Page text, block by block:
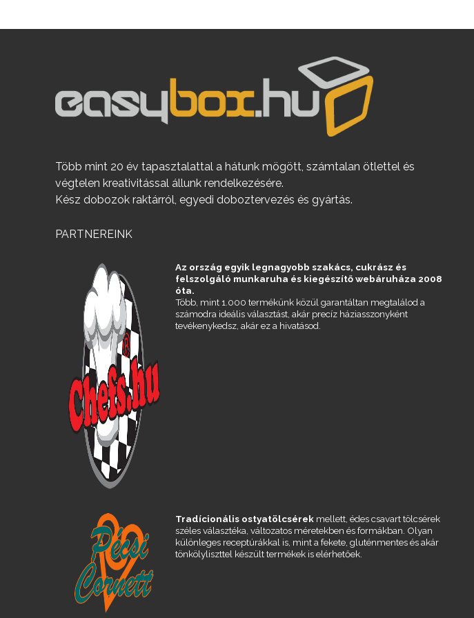
Több mint 20 év tapasztalattal a hátunk mögött, számtalan ötlettel és
végtelen kreativitással állunk rendelkezésére.
Kész dobozok raktárról, egyedi doboztervezés és gyártás.
PARTNEREINK
Az ország egyik legnagyobb szakács, cukrász és
felszolgáló munkaruha és kiegészítő webáruháza 2008
óta.
Több, mint 1.000 termékünk közül garantáltan megtalálod a
számodra ideális választást, akár precíz háziasszonyként
tevékenykedsz, akár ez a hivatásod.
Tradícionális ostyatölcsérekmellett, édes csavart tölcsérek
széles választéka, változatos méretekben és formákban. Olyan
különleges receptúrákkal is, mint a fekete, gluténmentes és akár
tönkölyliszttel készült termékek is elérhetőek.